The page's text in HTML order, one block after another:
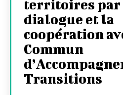
territoires par
dialogue et la
coopération
Commun
Transitions